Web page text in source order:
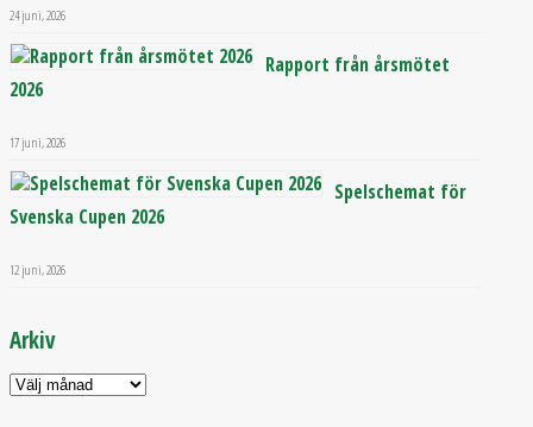
24 juni, 2026
Rapport från årsmötet
2026
17 juni, 2026
Spelschemat för
Svenska Cupen 2026
12 juni, 2026
Arkiv